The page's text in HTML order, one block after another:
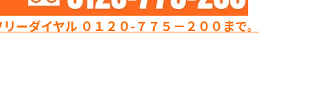
ーダイヤル ０１２０-７７５－２００まで。